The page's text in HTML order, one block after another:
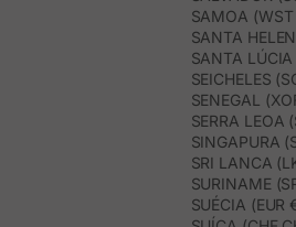
SAMOA (WST
SANTA
SANTA
SEICHELES
SENEGAL
SERRA LEOA
SINGAPURA
SRI LANCA
SURINAME
SUÉCIA (EUR